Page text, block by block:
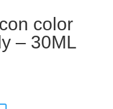
color
– 30ML